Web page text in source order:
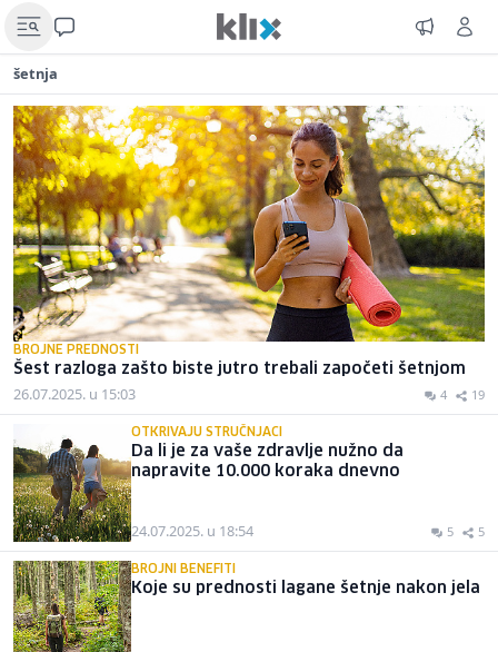
šetnja
BROJNE PREDNOSTI
Šest razloga zašto biste jutro trebali započeti šetnjom
26.07.2025. u 15:03 4 19
OTKRIVAJU STRUČNJACI
Da li je za vaše zdravlje nužno da
napravite 10.000 koraka dnevno
24.07.2025. u 18:54 5 5
BROJNI BENEFITI
Koje su prednosti lagane šetnje nakon jela